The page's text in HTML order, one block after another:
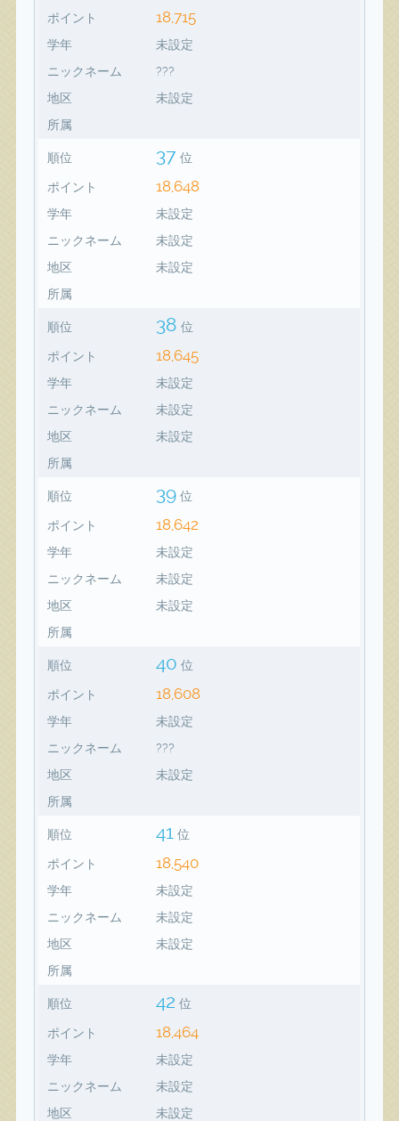
ポイント 18,715
学年
未設定
ニックネーム
???
地区
未設定
所属
順位 37 位
ポイント 18,648
学年
未設定
ニックネーム
未設定
地区
未設定
所属
順位 38 位
ポイント 18,645
学年
未設定
ニックネーム
未設定
地区
未設定
所属
順位 39 位
ポイント 18,642
学年
未設定
ニックネーム
未設定
地区
未設定
所属
順位 40 位
ポイント 18,608
学年
未設定
ニックネーム
???
地区
未設定
所属
順位 41 位
ポイント 18,540
学年
未設定
ニックネーム
未設定
地区
未設定
所属
順位 42 位
ポイント 18,464
学年
未設定
ニックネーム
未設定
地区
未設定